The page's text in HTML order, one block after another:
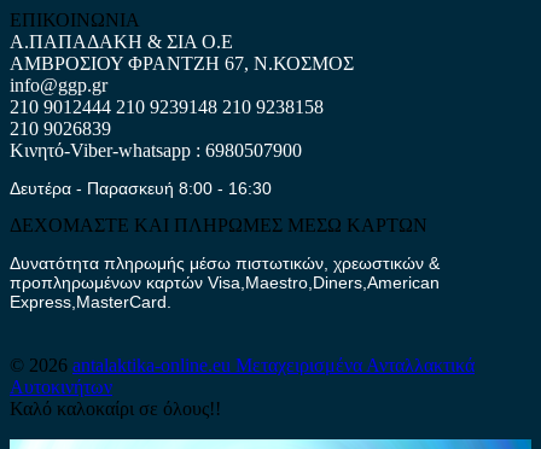
ΕΠΙΚΟΙΝΩΝΙΑ
Α.ΠΑΠΑΔΑΚΗ & ΣΙΑ Ο.Ε
ΑΜΒΡΟΣΙΟΥ ΦΡΑΝΤΖΗ 67, Ν.ΚΟΣΜΟΣ
info@ggp.gr
210 9012444 210 9239148 210 9238158
210 9026839
Κινητό-Viber-whatsapp : 6980507900
Δευτέρα - Παρασκευή 8:00 - 16:30
ΔΕΧΟΜΑΣΤΕ ΚΑΙ ΠΛΗΡΩΜΕΣ ΜΕΣΩ ΚΑΡΤΩΝ
Δυνατότητα πληρωμής μέσω πιστωτικών, χρεωστικών &
προπληρωμένων καρτών Visa,Maestro,Diners,American
Express,MasterCard.
© 2026 antalaktika-online.eu Μεταχειρισμένα Ανταλλακτικά
Αυτοκινήτων
Καλό καλοκαίρι σε όλους!!